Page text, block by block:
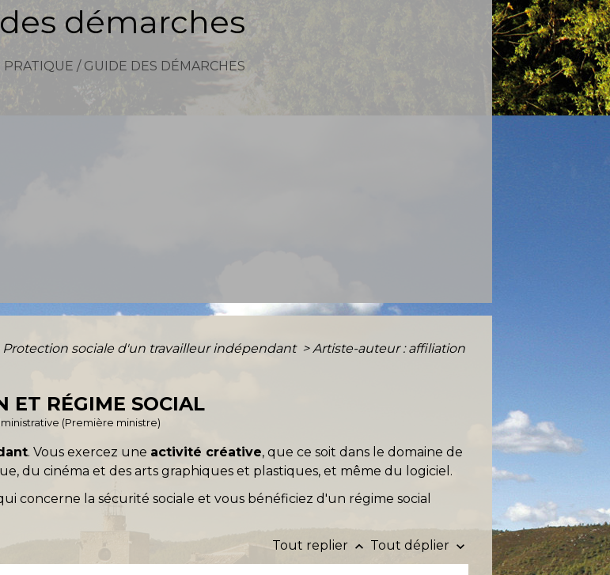
démarches
PRATIQUE / GUIDE DES DÉMARCHES
Protection sociale d'un travailleur indépendant > Artiste-auteur : affiliation
ET RÉGIME SOCIAL
(Première ministre)
. Vous exercez une activité créative, que ce soit dans le domaine de
du cinéma et des arts graphiques et plastiques, et même du logiciel.
concerne la sécurité sociale et vous bénéficiez d'un régime social
Tout replier keyboard_arrow_up Tout déplier keyboard_arrow_down